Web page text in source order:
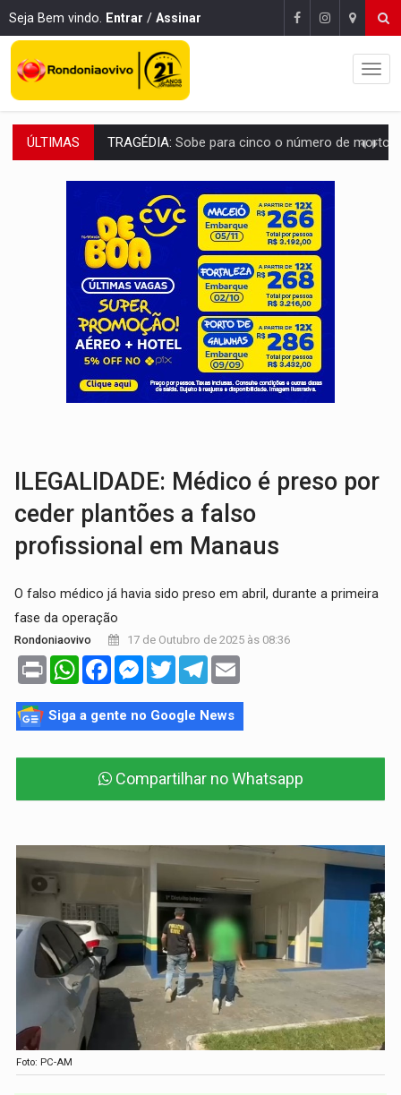
Seja Bem vindo. Entrar / Assinar
ÚLTIMAS TRANSPORTE DE ARROZ:MPF assegura cumprimento da legislação sobre transporte
DEEPFAKE:Sancionada lei contra violência sexual infantil na
COLEGIADO:Brasil e Rússia discutem energia nuclear, defesa e
URGENTE: Colisão entre caminhão e carro deixa quatro mortos e um em
ENCONTRO: Amazônia Negra ganha projeção nacional com participação de
PREVISÃO:Porto Velho tem chances de chuvas isoladas nesta
SINDICATOS UNIDOS:Assembleia Geral delibera greve da educação
PROCESSO SELETIVO:Rondoniaovivo abre oficina de Comunicação com
ILEGALIDADE: Médico é preso por
ceder plantões a falso
profissional em Manaus
O falso médico já havia sido preso em abril, durante a primeira
fase da operação
Rondoniaovivo 17 de Outubro de 2025 às 08:36
Print WhatsAppFacebookMessenger
TwitterTelegram
Siga a gente no Google News
Compartilhar no Whatsapp
Foto: PC-AM